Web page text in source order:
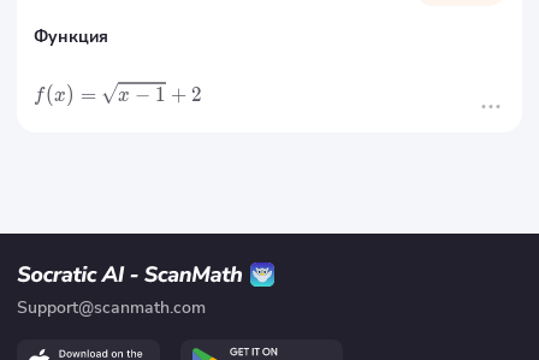
Функция
f(x) = x − 1 + 2
Support@scanmath.com